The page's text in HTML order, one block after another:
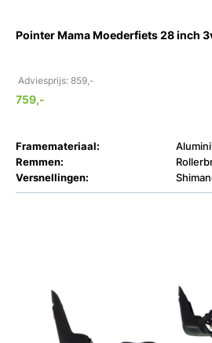
Pointer Mama Moederfiets 28 inch
Adviesprijs: 859,-
759,-
Framemateriaal:
Remmen:
Versnellingen: